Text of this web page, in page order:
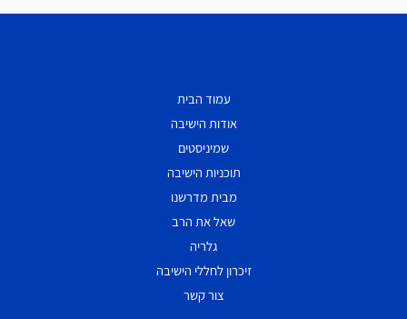
עמוד הבית
אודות הישיבה
שמיניסטים
תוכניות הישיבה
מבית מדרשנו
שאל את הרב
גלריה
זיכרון לחללי הישיבה
צור קשר